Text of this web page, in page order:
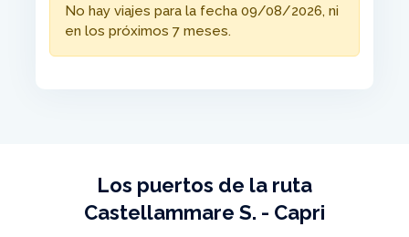
No hay viajes para la fecha 09/08/2026, ni
en los próximos 7 meses.
Los puertos de la ruta
Castellammare S. - Capri